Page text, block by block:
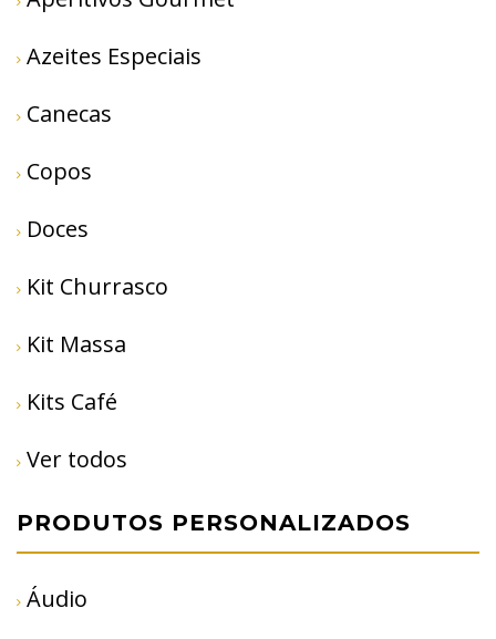
Azeites Especiais
Canecas
Copos
Doces
Kit Churrasco
Kit Massa
Kits Café
Ver todos
PRODUTOS PERSONALIZADOS
Áudio